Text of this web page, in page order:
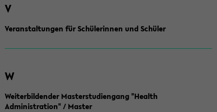
V
Veranstaltungen für Schülerinnen und Schüler
W
Weiterbildender Masterstudiengang "Health
Administration" / Master